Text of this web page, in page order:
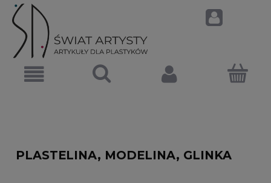
PLASTELINA, MODELINA, GLINKA